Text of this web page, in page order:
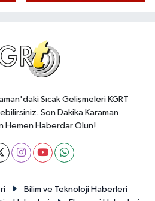
Sıcak Gelişmeleri KGRT
Son Dakika Karaman
Hemen Haberdar Olun!
Bilim ve Teknoloji Haberleri